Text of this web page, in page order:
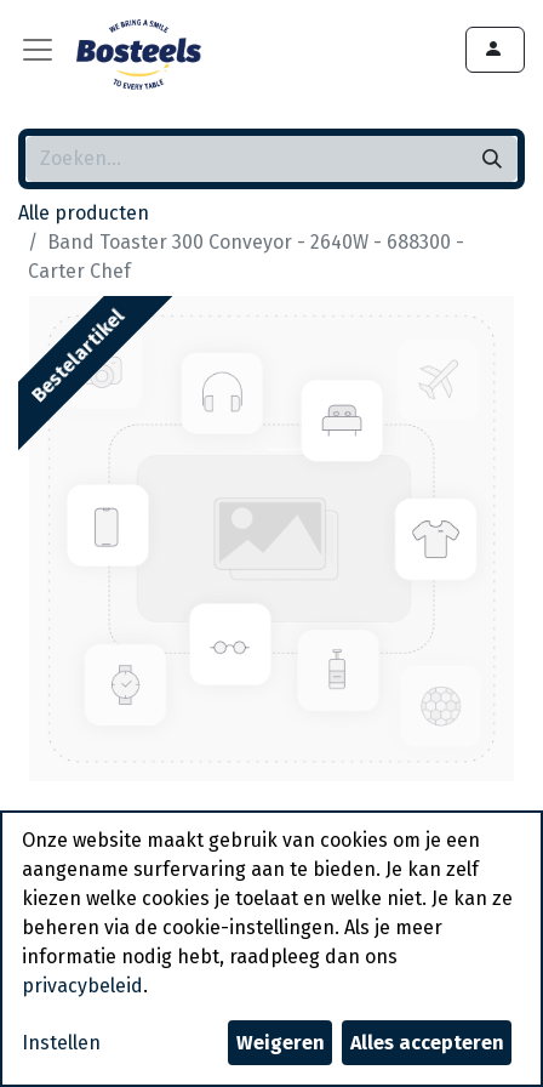
Alle producten
Band Toaster 300 Conveyor - 2640W - 688300 -
Carter Chef
Bestelartikel
Band Toaster 300 Conveyor -
2640W - 688300 - Carter Chef
Bestelartikel
Vraag een account aan
Algemene voorwaarden
30-dagen geld terug garantie
Onze website maakt gebruik van cookies om je een
aangename surfervaring aan te bieden. Je kan zelf
kiezen welke cookies je toelaat en welke niet. Je kan ze
beheren via de cookie-instellingen. Als je meer
informatie nodig hebt, raadpleeg dan ons
privacybeleid .
Instellen Weigeren Alles accepteren